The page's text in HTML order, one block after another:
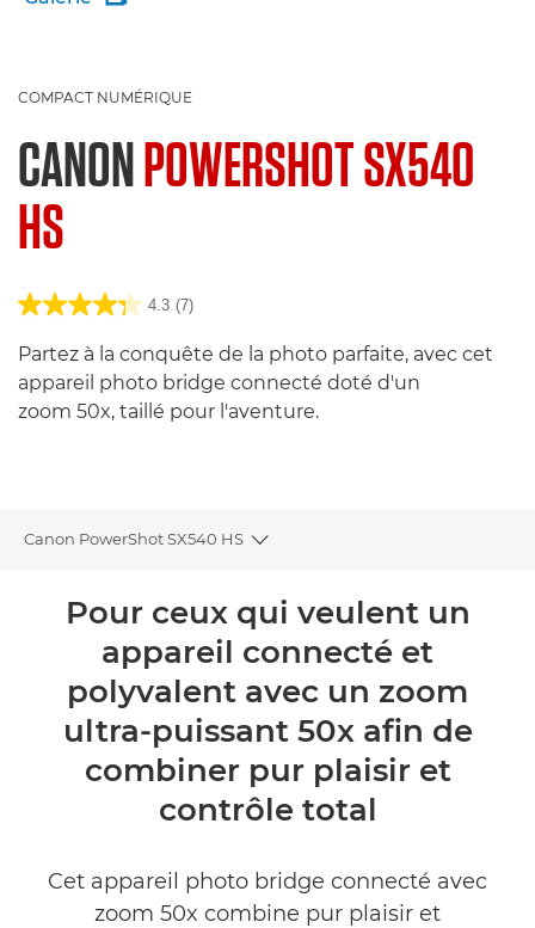
COMPACT NUMÉRIQUE
CANONPOWERSHOT SX540
HS
4.3 (7)
Partez à la conquête de la photo parfaite, avec cet
appareil photo bridge connecté doté d'un
zoom 50x, taillé pour l'aventure.
Canon PowerShot SX540 HS
Toggle breadcrumbs
Présentation
Caractéristiques
Commentaires
Pour ceux qui veulent un
appareil connecté et
polyvalent avec un zoom
ultra-puissant 50x afin de
combiner pur plaisir et
contrôle total
Cet appareil photo bridge connecté avec
zoom 50x combine pur plaisir et